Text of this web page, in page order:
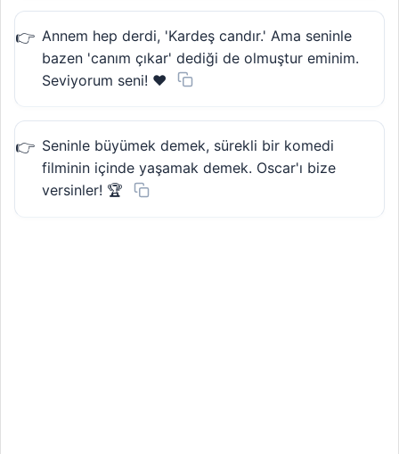
Annem hep derdi, 'Kardeş candır.' Ama seninle
bazen 'canım çıkar' dediği de olmuştur eminim.
Seviyorum seni! ❤️
Seninle büyümek demek, sürekli bir komedi
filminin içinde yaşamak demek. Oscar'ı bize
versinler! 🏆